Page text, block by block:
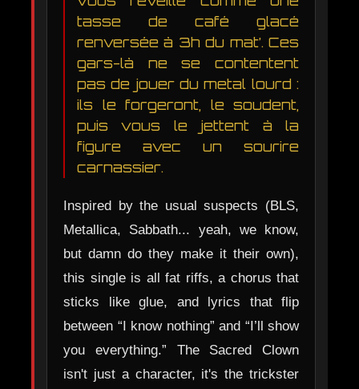
tasse de café glacé
renversée à 3h du mat’. Ces
gars-là ne se contentent
pas de jouer du metal lourd :
ils le forgeront, le soudent,
puis vous le jettent à la
figure avec un sourire
carnassier.
Inspired by the usual suspects (BLS,
Metallica, Sabbath... yeah, we know,
but damn do they make it their own),
this single is all fat riffs, a chorus that
sticks like glue, and lyrics that flip
between “I know nothing” and “I’ll show
you everything.” The Sacred Clown
isn't just a character, it's the trickster